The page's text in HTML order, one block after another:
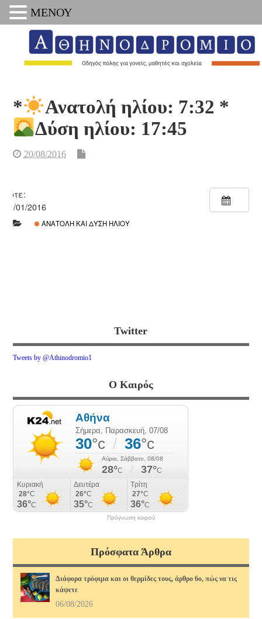
*
Ανατολή ηλίου: 7:32 *
Δύση ηλίου: 17:45
20/08/2016
Πότε:
30/01/2016
ΑΝΑΤΟΛΉ ΚΑΙ ΔΎΣΗ ΗΛΊΟΥ
Twitter
Tweets by @Athinodromio1
Ο Καιρός
Πρόγνωση καιρού
Πρόσφατα Άρθρα
Διάφορα τρόφιμα και οι θερμίδες τους, άρθρο 6ο, πώς να τις
κάψετε
06/08/2026
ΜΕΝΟΥ